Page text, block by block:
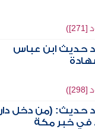
حديث ابن عباس
حديث: (من دخل دار
في خبر مكة